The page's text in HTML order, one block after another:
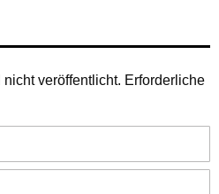
veröffentlicht. Erforderliche